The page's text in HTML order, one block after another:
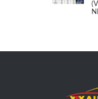
Càng chữ A